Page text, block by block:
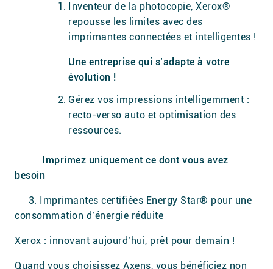
Inventeur de la photocopie, Xerox®
repousse les limites avec des
imprimantes connectées et intelligentes !
Une entreprise qui s’adapte à votre
évolution !
Gérez vos impressions intelligemment :
recto-verso auto et optimisation des
ressources.
Imprimez uniquement ce dont vous avez
besoin
3. Imprimantes certifiées Energy Star® pour une
consommation d’énergie réduite
Xerox : innovant aujourd’hui, prêt pour demain !
Quand vous choisissez Axens, vous bénéficiez non